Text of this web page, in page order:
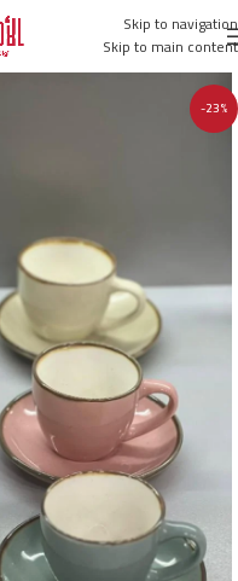
Skip to navigation
Skip to main content
-23%